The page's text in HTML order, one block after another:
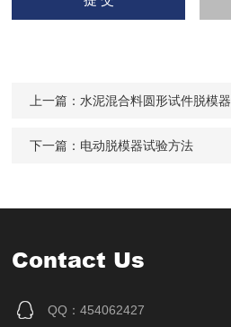
上一篇：水泥混合料圆形试件脱模器
下一篇： 电动脱模器试验方法
Contact Us
QQ：454062427